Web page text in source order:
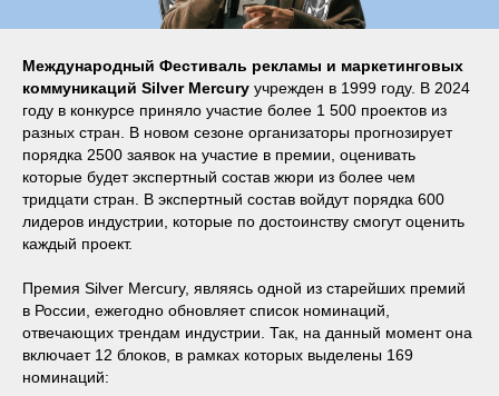
Международный Фестиваль рекламы и маркетинговых
коммуникаций Silver Mercury учрежден в 1999 году. В 2024
году в конкурсе приняло участие более 1 500 проектов из
разных стран. В новом сезоне организаторы прогнозирует
порядка 2500 заявок на участие в премии, оценивать
которые будет экспертный состав жюри из более чем
тридцати стран. В экспертный состав войдут порядка 600
лидеров индустрии, которые по достоинству смогут оценить
каждый проект.
Премия Silver Mercury, являясь одной из старейших премий
в России, ежегодно обновляет список номинаций,
отвечающих трендам индустрии. Так, на данный момент она
включает 12 блоков, в рамках которых выделены 169
номинаций: